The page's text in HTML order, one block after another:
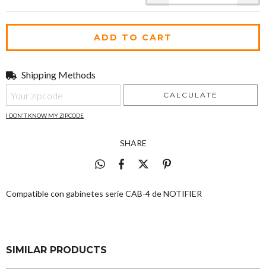
Shipping for zipcode:
Shipping Methods
CALCULATE
I DON'T KNOW MY ZIPCODE
SHARE
Compatible con gabinetes serie CAB-4 de NOTIFIER
SIMILAR PRODUCTS